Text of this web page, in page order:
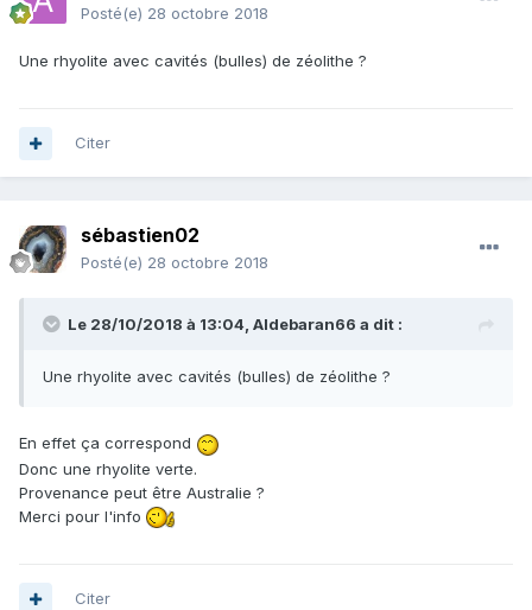
Posté(e) 28 octobre 2018
Une rhyolite avec cavités (bulles) de zéolithe ?
Citer
sébastien02
Posté(e) 28 octobre 2018
Le 28/10/2018 à 13:04, Aldebaran66 a dit :
Une rhyolite avec cavités (bulles) de zéolithe ?
En effet ça correspond
Donc une rhyolite verte.
Provenance peut être Australie ?
Merci pour l'info
Citer